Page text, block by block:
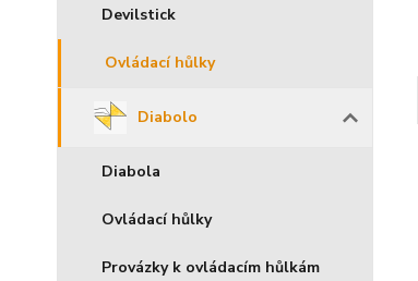
Devilstick
Ovládací hůlky
Diabolo
Diabola
Ovládací hůlky
Provázky k ovládacím hůlkám